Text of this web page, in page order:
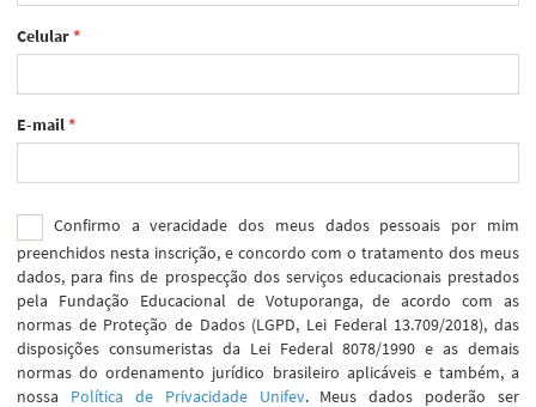
Celular*
E-mail*
Confirmo a veracidade dos meus dados pessoais por mim
preenchidos nesta inscrição, e concordo com o tratamento dos meus
dados, para fins de prospecção dos serviços educacionais prestados
pela Fundação Educacional de Votuporanga, de acordo com as
normas de Proteção de Dados (LGPD, Lei Federal 13.709/2018), das
disposições consumeristas da Lei Federal 8078/1990 e as demais
normas do ordenamento jurídico brasileiro aplicáveis e também, a
nossa Política de Privacidade Unifev. Meus dados poderão ser